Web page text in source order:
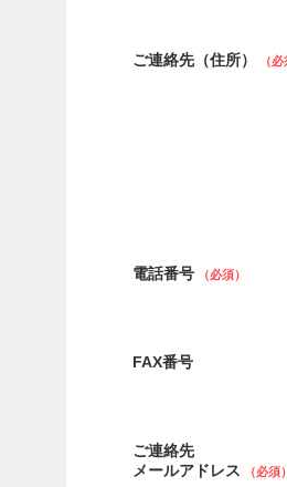
ご連絡先（住所）
電話番号
FAX番号
ご連絡先
メールアドレス